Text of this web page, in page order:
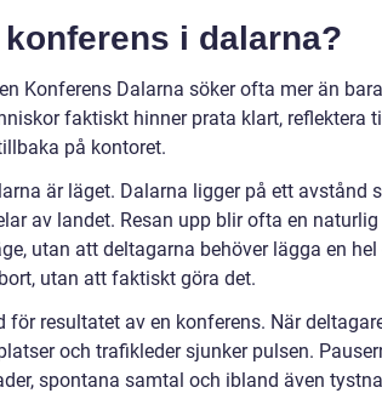
i dalarna?
Konferens Dalarna söker ofta mer än
faktiskt hinner prata klart, reflektera
på kontoret.
är läget. Dalarna ligger på ett avstånd
av landet. Resan upp blir ofta en
utan att deltagarna behöver lägga en
utan att faktiskt göra det.
resultatet av en konferens. När
och trafikleder sjunker pulsen.
spontana samtal och ibland även